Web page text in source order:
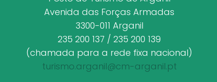
Avenida das Forças Armadas
3300-011 Arganil
235 200 137 / 235 200 139
(chamada para a rede fixa nacional)
turismo.arganil@cm-arganil.pt